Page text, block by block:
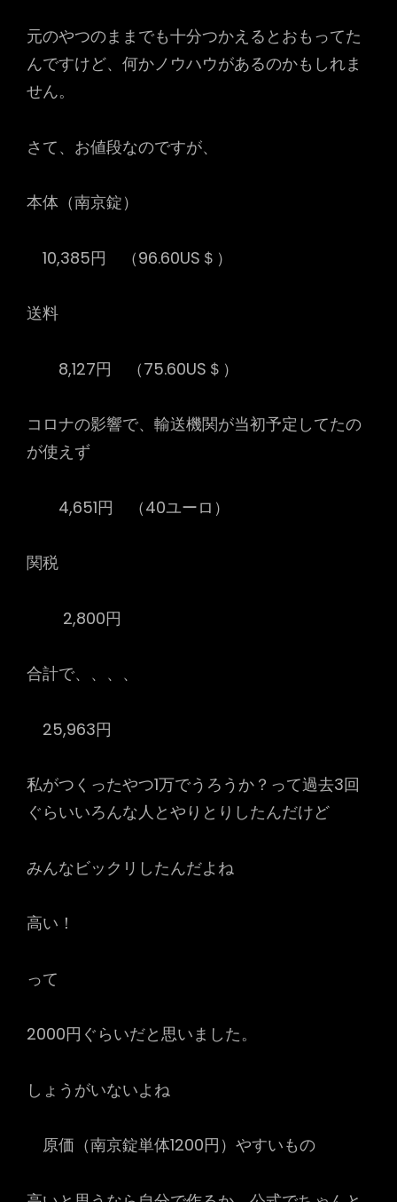
元のやつのままでも十分つかえるとおもってた
んですけど、何かノウハウがあるのかもしれま
せん。
さて、お値段なのですが、
本体（南京錠）
10,385円 （96.60US＄）
送料
8,127円 （75.60US＄）
コロナの影響で、輸送機関が当初予定してたの
が使えず
4,651円 （40ユーロ）
関税
2,800円
合計で、、、、
25,963円
私がつくったやつ1万でうろうか？って過去3回
ぐらいいろんな人とやりとりしたんだけど
みんなビックリしたんだよね
高い！
って
2000円ぐらいだと思いました。
しょうがいないよね
原価（南京錠単体1200円）やすいもの